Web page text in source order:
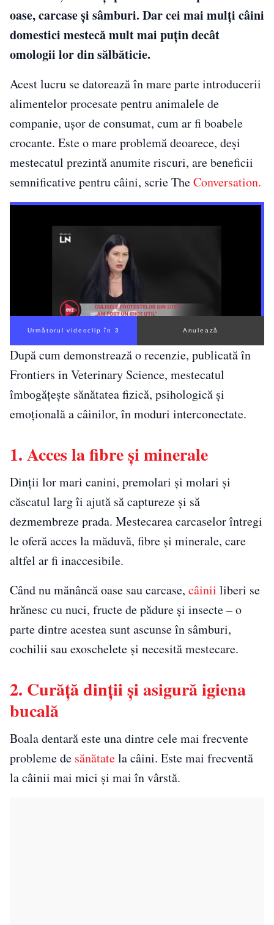
oase, carcase și sâmburi. Dar cei mai mulți câini
domestici mestecă mult mai puțin decât
omologii lor din sălbăticie.
Acest lucru se datorează în mare parte introducerii
alimentelor procesate pentru animalele de
companie, ușor de consumat, cum ar fi boabele
crocante. Este o mare problemă deoarece, deși
mestecatul prezintă anumite riscuri, are beneficii
semnificative pentru câini, scrie TheConversation.
Următorul videoclip în 2 Anulează
După cum demonstrează o recenzie, publicată în
Frontiers in Veterinary Science, mestecatul
îmbogățește sănătatea fizică, psihologică și
emoțională a câinilor, în moduri interconectate.
1. Acces la fibre și minerale
Dinții lor mari canini, premolari și molari și
căscatul larg îi ajută să captureze și să
dezmembreze prada. Mestecarea carcaselor întregi
le oferă acces la măduvă, fibre și minerale, care
altfel ar fi inaccesibile.
Când nu mănâncă oase sau carcase, câinii liberi se
hrănesc cu nuci, fructe de pădure și insecte – o
parte dintre acestea sunt ascunse în sâmburi,
cochilii sau exoschelete și necesită mestecare.
2. Curăță dinții și asigură igiena
bucală
Boala dentară este una dintre cele mai frecvente
probleme de sănătatela câini. Este mai frecventă
la câinii mai mici și mai în vârstă.